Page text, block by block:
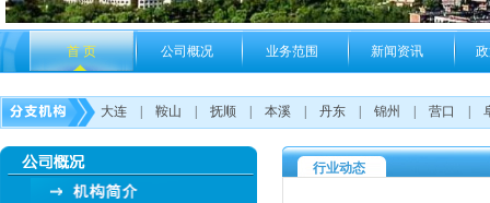
首 页 公司概况 业务范围 新闻资讯
大连 鞍山 抚顺 本溪 丹东 锦州 营口
行业动态